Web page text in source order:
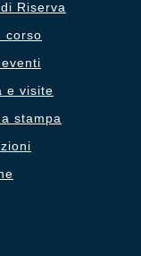
Riserva
corso
e visite
stampa